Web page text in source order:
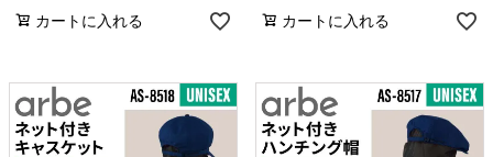
カートに入れる カートに入れる